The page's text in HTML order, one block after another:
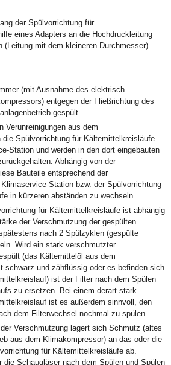
der Spülvorrichtung für
eines Adapters an die Hochdruckleitung
(Leitung mit dem kleineren Durchmesser).
(mit Ausnahme des elektrisch
entgegen der Fließrichtung des
gespült.
Verunreinigungen aus dem
die Spülvorrichtung für Kältemittelkreisläufe
Station und werden in den dort eingebauten
Abhängig von der
Bauteile entsprechend der
Station bzw. der Spülvorrichtung
in kürzeren abständen zu wechseln.
für Kältemittelkreisläufe ist abhängig
der Verschmutzung der gespülten
nach 2 Spülzyklen (gespülte
Wird ein stark verschmutzter
(das Kältemittelöl aus dem
schwarz und zähflüssig oder es befinden sich
ist der Filter nach dem Spülen
zu ersetzen. Bei einem derart stark
ist es außerdem sinnvoll, den
dem Filterwechsel nochmal zu spülen.
Verschmutzung lagert sich Schmutz (altes
aus dem Klimakompressor) an das oder die
für Kältemittelkreisläufe ab.
die Schaugläser nach dem Spülen und Spülen